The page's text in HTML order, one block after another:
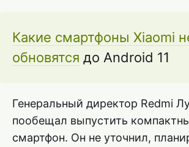
Какие смартфоны Xiaomi
обновятся до Android 11
Генеральный директор Redmi
пообещал выпустить
смартфон. Он не уточнил,